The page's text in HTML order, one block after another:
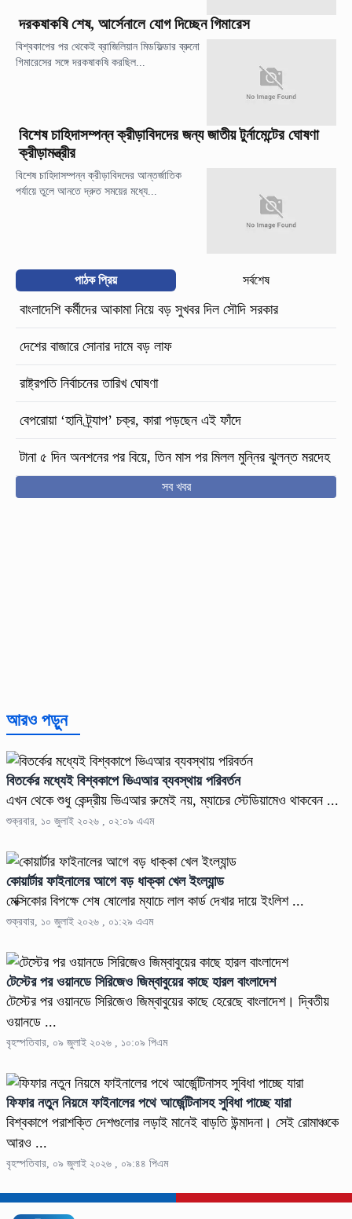
দরকষাকষি শেষ, আর্সেনালে যোগ দিচ্ছেন গিমারেস
বিশ্বকাপের পর থেকেই ব্রাজিলিয়ান মিডফিল্ডার ব্রুনো
গিমারেসের সঙ্গে দরকষাকষি করছিল...
বিশেষ চাহিদাসম্পন্ন ক্রীড়াবিদদের জন্য জাতীয় টুর্নামেন্টের ঘোষণা
ক্রীড়ামন্ত্রীর
বিশেষ চাহিদাসম্পন্ন ক্রীড়াবিদদের আন্তর্জাতিক
পর্যায়ে তুলে আনতে দ্রুত সময়ের মধ্যে...
পাঠক প্রিয় সর্বশেষ
বাংলাদেশি কর্মীদের আকামা নিয়ে বড় সুখবর দিল সৌদি সরকার
দেশের বাজারে সোনার দামে বড় লাফ
রাষ্ট্রপতি নির্বাচনের তারিখ ঘোষণা
বেপরোয়া ‘হানি ট্র্যাপ’ চক্র, কারা পড়ছেন এই ফাঁদে
টানা ৫ দিন অনশনের পর বিয়ে, তিন মাস পর মিলল মুন্নির ঝুলন্ত মরদেহ
সব খবর
আরও পড়ুন
বিতর্কের মধ্যেই বিশ্বকাপে ভিএআর ব্যবস্থায় পরিবর্তন
এখন থেকে শুধু কেন্দ্রীয় ভিএআর রুমেই নয়, ম্যাচের স্টেডিয়ামেও থাকবেন ...
শুক্রবার, ১০ জুলাই ২০২৬ , ০২:০৯ এএম
কোয়ার্টার ফাইনালের আগে বড় ধাক্কা খেল ইংল্যান্ড
মেক্সিকোর বিপক্ষে শেষ ষোলোর ম্যাচে লাল কার্ড দেখার দায়ে ইংলিশ ...
শুক্রবার, ১০ জুলাই ২০২৬ , ০১:২৯ এএম
টেস্টের পর ওয়ানডে সিরিজেও জিম্বাবুয়ের কাছে হারল বাংলাদেশ
টেস্টের পর ওয়ানডে সিরিজেও জিম্বাবুয়ের কাছে হেরেছে বাংলাদেশ। দ্বিতীয়
ওয়ানডে ...
বৃহস্পতিবার, ০৯ জুলাই ২০২৬ , ১০:০৯ পিএম
ফিফার নতুন নিয়মে ফাইনালের পথে আর্জেন্টিনাসহ সুবিধা পাচ্ছে যারা
বিশ্বকাপে পরাশক্তি দেশগুলোর লড়াই মানেই বাড়তি উন্মাদনা। সেই রোমাঞ্চকে
আরও ...
বৃহস্পতিবার, ০৯ জুলাই ২০২৬ , ০৯:৪৪ পিএম